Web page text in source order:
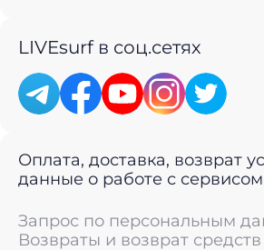
LIVEsurf в соц.сетях
Оплата, доставка, возврат
данные о работе с сервисом
Запрос по персональным
Возвраты и возврат средств